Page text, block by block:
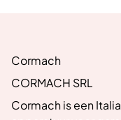
Cormach
CORMACH SRL
Cormach is een